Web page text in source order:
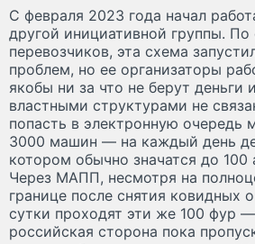
С февраля 2023 года начал
другой инициативной группы.
перевозчиков, эта схема
проблем, но ее организаторы
якобы ни за что не берут деньги
властными структурами не
попасть в электронную очередь
3000 машин — на каждый день
котором обычно значатся до 100
Через МАПП, несмотря на
границе после снятия ковидных
сутки проходят эти же 100 фур
российская сторона пока